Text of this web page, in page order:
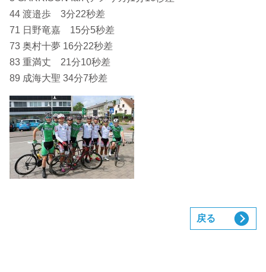
44 渡邉歩 3分22秒差
71 日野竜嘉 15分5秒差
73 奥村十夢 16分22秒差
83 重満丈 21分10秒差
89 成海大聖 34分7秒差
戻る